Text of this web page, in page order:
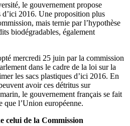
le gouvernement propose
d’ici 2016. Une proposition plus
mais ternie par l’hypothèse
biodégradables, également
mercredi 25 juin par la commission
dans le cadre de la loi sur la
les sacs plastiques d’ici 2016. En
avoirces détritus sur
marin, le gouvernement français se fait
que l’Union européenne.
celui de la Commission